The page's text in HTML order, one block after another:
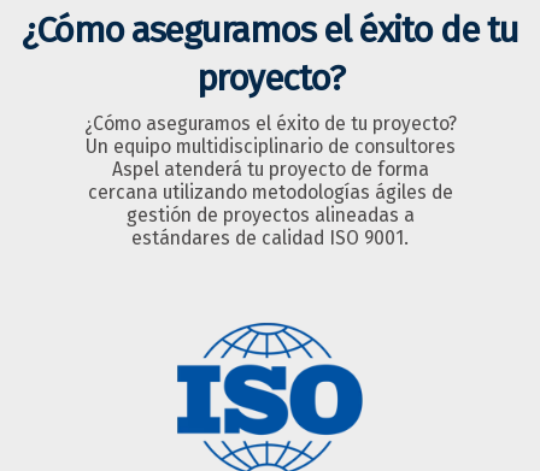
¿Cómo aseguramos el éxito de tu
proyecto?
¿Cómo aseguramos el éxito de tu proyecto?
Un equipo multidisciplinario de consultores
Aspel atenderá tu proyecto de forma
cercana utilizando metodologías ágiles de
gestión de proyectos alineadas a
estándares de calidad ISO 9001.